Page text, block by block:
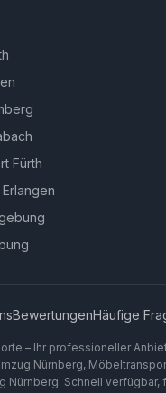
Fürth
BewertungenHäufige
– Ihr professioneller
Nürnberg,
Nürnberg. Schnell verfügbar,